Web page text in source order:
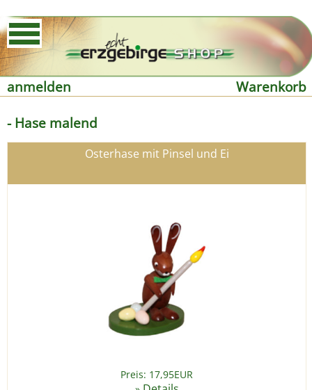
anmelden
Warenkorb
- Hase malend
Osterhase mit Pinsel und Ei
Preis: 17,95EUR